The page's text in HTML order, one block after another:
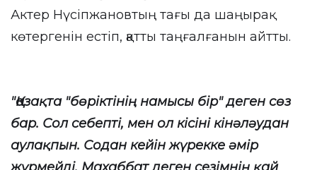
Актер Нүсіпжановтың тағы да шаңырақ
көтергенін естіп, қатты таңғалғанын айтты.
"Қазақта "бөріктінің намысы бір" деген сөз
бар. Сол себепті, мен ол кісіні кінәләудан
аулақпын. Содан кейін жүрекке әмір